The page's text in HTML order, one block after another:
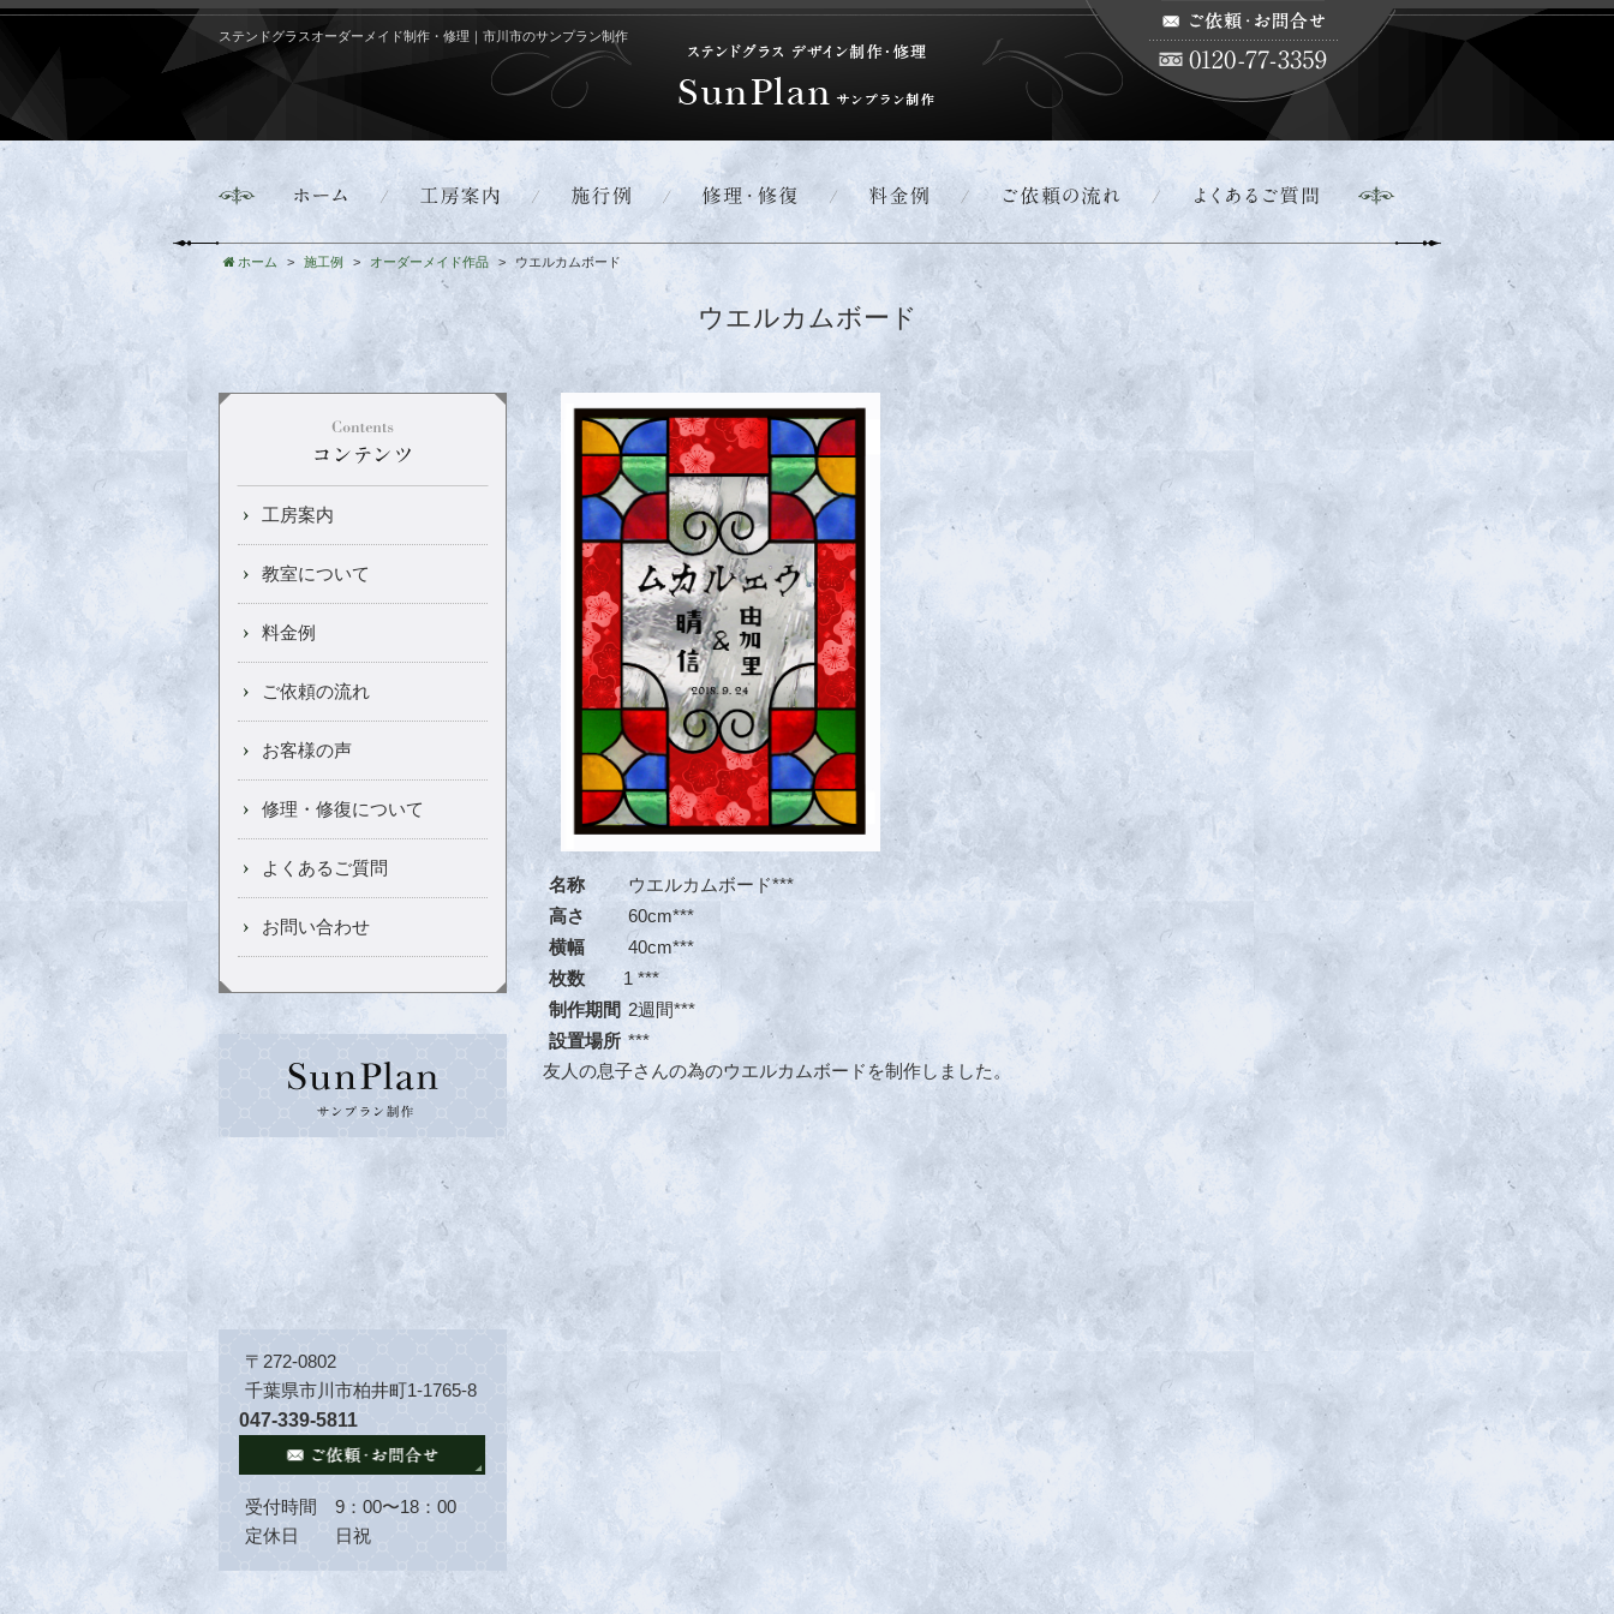
ステンドグラスオーダーメイド制作・修理｜市川市のサンプラン制作
ホーム 施工例 オーダーメイド作品 ウエルカムボード
ウエルカムボード
名称
ウエルカムボード***
高さ
60cm***
横幅
40cm***
枚数
1 ***
制作期間 2週間***
設置場所 ***
友人の息子さんの為のウエルカムボードを制作しました。
工房案内
教室について
料金例
ご依頼の流れ
お客様の声
修理・修復について
よくあるご質問
お問い合わせ
〒272-0802
千葉県市川市柏井町1-1765-8
047-339-5811
受付時間 9：00〜18：00
定休日 日祝